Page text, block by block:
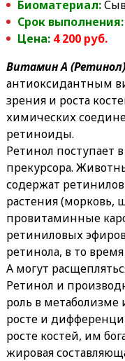
Биоматериал:
Срок выполнения:
Цена: 4 200 руб.
Витамин A (Ретинол)
антиоксидантным
зрения и роста
химических
ретиноиды.
Ретинол поступает
прекурсора.
содержат
растения (морковь,
провитаминные
ретиниловых
ретинола, в то
А могут
Ретинол и
роль в
росте и
росте костей, им
жировая